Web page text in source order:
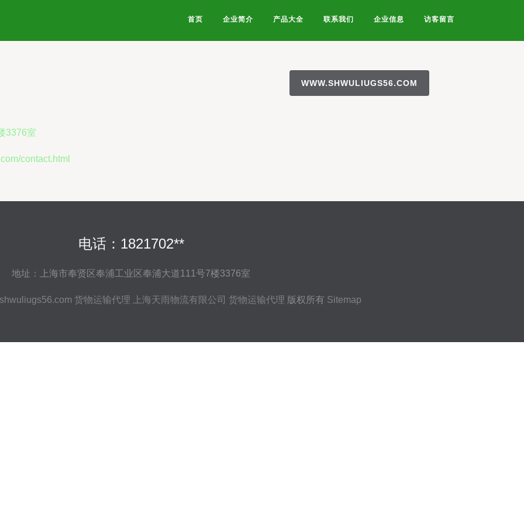
首页 企业简介 产品大全 联系我们 企业信息 访客留言
3376室
contact.html
WWW.SHWULIUGS56.COM
电话：1821702**
地址：上海市奉贤区奉浦工业区奉浦大道111号7楼3376室
货物运输代理 上海天雨物流有限公司 货物运输代理 版权所有 Sitemap